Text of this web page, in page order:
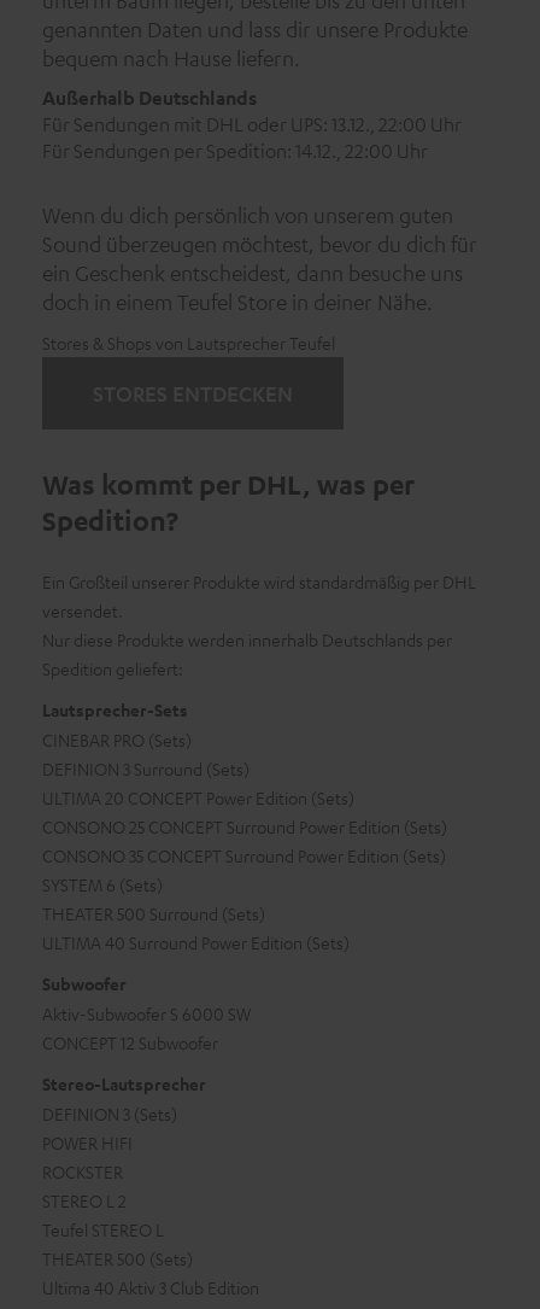
genannten Daten und lass dir unsere Produkte
bequem nach Hause liefern.
Außerhalb Deutschlands
Für Sendungen mit DHL oder UPS: 13.12., 22:00 Uhr
Für Sendungen per Spedition: 14.12., 22:00 Uhr
Wenn du dich persönlich von unserem guten
Sound überzeugen möchtest, bevor du dich für
ein Geschenk entscheidest, dann besuche uns
doch in einem Teufel Store in deiner Nähe.
Stores & Shops von Lautsprecher Teufel
Was kommt per DHL, was per
Spedition?
Ein Großteil unserer Produkte wird standardmäßig per DHL
versendet.
Nur diese Produkte werden innerhalb Deutschlands per
Spedition geliefert:
Lautsprecher-Sets
CINEBAR PRO (Sets)
DEFINION 3 Surround (Sets)
ULTIMA 20 CONCEPT Power Edition (Sets)
CONSONO 25 CONCEPT Surround Power Edition (Sets)
CONSONO 35 CONCEPT Surround Power Edition (Sets)
SYSTEM 6 (Sets)
THEATER 500 Surround (Sets)
ULTIMA 40 Surround Power Edition (Sets)
Subwoofer
Aktiv-Subwoofer S 6000 SW
CONCEPT 12 Subwoofer
Stereo-Lautsprecher
DEFINION 3 (Sets)
POWER HIFI
ROCKSTER
STEREO L 2
Teufel STEREO L
THEATER 500 (Sets)
Ultima 40 Aktiv 3 Club Edition